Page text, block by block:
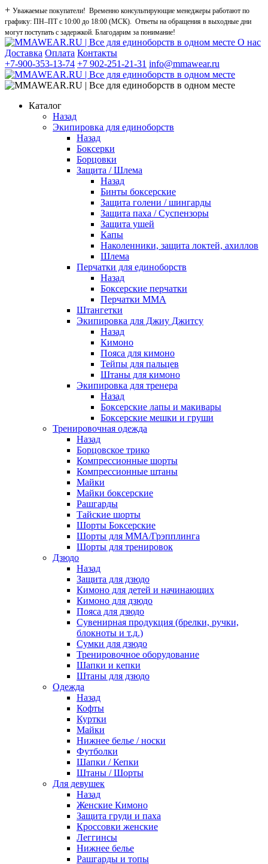
+ Уважаемые покупатели! Временно консультирующие менеджеры работают по
графику: ПН–ПТ с 10:00 до 18:00 (МСК). Ответы на обращения в выходные дни
могут поступать с задержкой. Благодарим за понимание!
О нас
Доставка Оплата Контакты
+7-900-353-13-74 +7 902-251-21-31 info@mmawear.ru
Каталог
Назад
Экипировка для единоборств
Назад
Боксерки
Борцовки
Защита / Шлема
Назад
Бинты боксерские
Защита голени / шингарды
Защита паха / Суспензоры
Защита ушей
Капы
Наколенники, защита локтей, ахиллов
Шлема
Перчатки для единоборств
Назад
Боксерские перчатки
Перчатки ММА
Штангетки
Экипировка для Джиу Джитсу
Назад
Кимоно
Пояса для кимоно
Тейпы для пальцев
Штаны для кимоно
Экипировка для тренера
Назад
Боксерские лапы и макивары
Боксерские мешки и груши
Тренировочная одежда
Назад
Борцовское трико
Компрессионные шорты
Компрессионные штаны
Майки
Майки боксерские
Рашгарды
Тайские шорты
Шорты Боксерские
Шорты для ММА/Грэпплинга
Шорты для тренировок
Дзюдо
Назад
Защита для дзюдо
Кимоно для детей и начинающих
Кимоно для дзюдо
Пояса для дзюдо
Сувенирная продукция (брелки, ручки,
блокноты и т.д.)
Сумки для дзюдо
Тренировочное оборудование
Шапки и кепки
Штаны для дзюдо
Одежда
Назад
Кофты
Куртки
Майки
Нижнее белье / носки
Футболки
Шапки / Кепки
Штаны / Шорты
Для девушек
Назад
Женские Кимоно
Защита груди и паха
Кроссовки женские
Леггинсы
Нижнее белье
Рашгарды и топы